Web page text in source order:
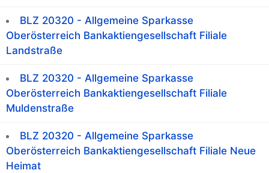
BLZ 20320 - Allgemeine Sparkasse
Oberösterreich Bankaktiengesellschaft Filiale
Landstraße
BLZ 20320 - Allgemeine Sparkasse
Oberösterreich Bankaktiengesellschaft Filiale
Muldenstraße
BLZ 20320 - Allgemeine Sparkasse
Oberösterreich Bankaktiengesellschaft Filiale Neue
Heimat